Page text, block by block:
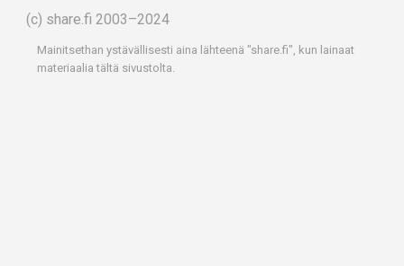
(c) share.fi 2003–2024